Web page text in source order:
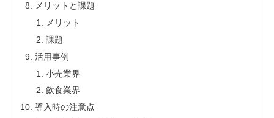
メリットと課題
メリット
課題
活用事例
小売業界
飲食業界
導入時の注意点